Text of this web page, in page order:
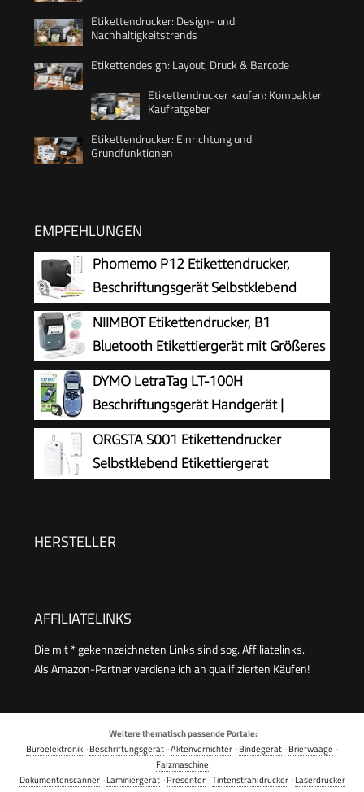
Etikettendrucker: Design- und
Nachhaltigkeitstrends
Etikettendesign: Layout, Druck & Barcode
Etikettendrucker kaufen: Kompakter
Kaufratgeber
Etikettendrucker: Einrichtung und
Grundfunktionen
EMPFEHLUNGEN
Phomemo P12 Etikettendrucker,
Beschriftungsgerät Selbstklebend
Wasserfest
NIIMBOT Etikettendrucker, B1
Bluetooth Etikettiergerät mit Größeres
Etikett, Selbstklebendes Aufkleber
Druckgröße 20-50 mm Kompatibel mit iOS und
Android für Heim, Büro, Blau
DYMO LetraTag LT-100H
Beschriftungsgerät Handgerät |
Tragbares Etikettiergerät mit ABC
Tastatur | blau | Ideal fürs Büro oder zu Hause
ORGSTA S001 Etikettendrucker
Selbstklebend Etikettiergerat
HERSTELLER
AFFILIATELINKS
Die mit * gekennzeichneten Links sind sog. Affiliatelinks.
Als Amazon-Partner verdiene ich an qualifizierten Käufen!
Weitere thematisch passende Portale:
Büroelektronik ·Beschriftungsgerät ·Aktenvernichter ·Bindegerät ·Briefwaage ·
Falzmaschine
Dokumentenscanner·Laminiergerät·Presenter·Tintenstrahldrucker·Laserdrucker